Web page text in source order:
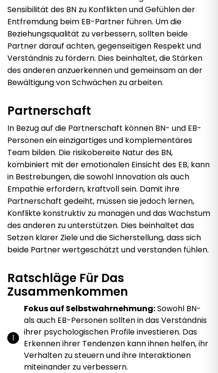
Sensibilität des BN zu Konflikten und Gefühlen der
Entfremdung beim EB-Partner führen. Um die
Beziehungsqualität zu verbessern, sollten beide
Partner darauf achten, gegenseitigen Respekt und
Verständnis zu fördern. Dies beinhaltet, die Stärken
des anderen anzuerkennen und gemeinsam an der
Bewältigung von Schwächen zu arbeiten.
Partnerschaft
In Bezug auf die Partnerschaft können BN- und EB-
Personen ein einzigartiges und komplementäres
Team bilden. Die risikobereite Natur des BN,
kombiniert mit der emotionalen Einsicht des EB, kann
in Bestrebungen, die sowohl Innovation als auch
Empathie erfordern, kraftvoll sein. Damit ihre
Partnerschaft gedeiht, müssen sie jedoch lernen,
Konflikte konstruktiv zu managen und das Wachstum
des anderen zu unterstützen. Dies beinhaltet das
Setzen klarer Ziele und die Sicherstellung, dass sich
beide Partner wertgeschätzt und verstanden fühlen.
Ratschläge Für Das
Zusammenkommen
Fokus auf Selbstwahrnehmung:Sowohl BN-
als auch EB-Personen sollten in das Verständnis
ihrer psychologischen Profile investieren. Das
Erkennen ihrer Tendenzen kann ihnen helfen, ihr
Verhalten zu steuern und ihre Interaktionen
miteinander zu verbessern.